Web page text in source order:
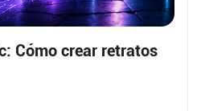
Cómo crear retratos